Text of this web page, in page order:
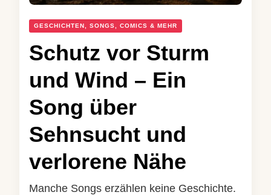
GESCHICHTEN, SONGS, COMICS & MEHR
Schutz vor Sturm
und Wind – Ein
Song über
Sehnsucht und
verlorene Nähe
Manche Songs erzählen keine Geschichte.